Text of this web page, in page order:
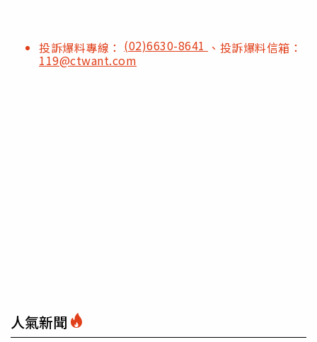
投訴爆料專線： (02)6630-8641 、投訴爆料信箱：
119@ctwant.com
人氣新聞